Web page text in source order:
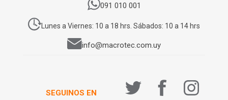
091 010 001
Lunes a Viernes: 10 a 18 hrs. Sábados: 10 a 14 hrs
info@macrotec.com.uy
SEGUINOS EN